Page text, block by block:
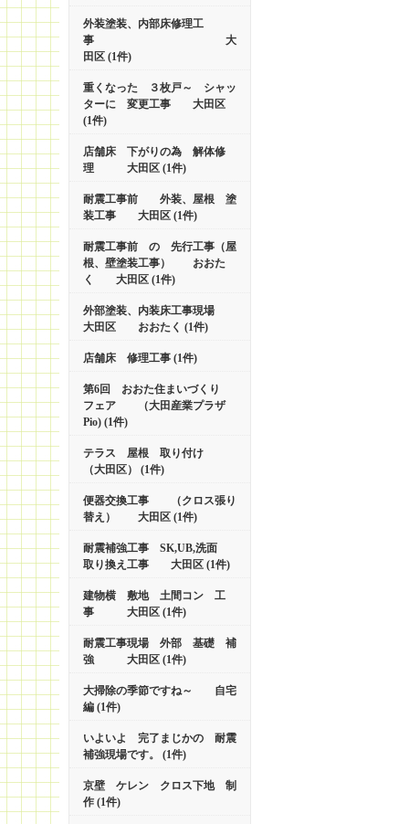
外装塗装、内部床修理工
事 大
田区 (1件)
重くなった ３枚戸～ シャッ
ターに 変更工事 大田区
(1件)
店舗床 下がりの為 解体修
理 大田区 (1件)
耐震工事前 外装、屋根 塗
装工事 大田区 (1件)
耐震工事前 の 先行工事（屋
根、壁塗装工事） おおた
く 大田区 (1件)
外部塗装、内装床工事現場
大田区 おおたく (1件)
店舗床 修理工事 (1件)
第6回 おおた住まいづくり
フェア （大田産業プラザ
Pio) (1件)
テラス 屋根 取り付け
（大田区） (1件)
便器交換工事 （クロス張り
替え） 大田区 (1件)
耐震補強工事 SK,UB,洗面
取り換え工事 大田区 (1件)
建物横 敷地 土間コン 工
事 大田区 (1件)
耐震工事現場 外部 基礎 補
強 大田区 (1件)
大掃除の季節ですね～ 自宅
編 (1件)
いよいよ 完了まじかの 耐震
補強現場です。 (1件)
京壁 ケレン クロス下地 制
作 (1件)